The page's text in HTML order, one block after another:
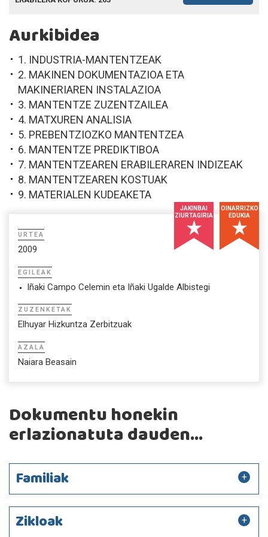
Aurkibidea
1. INDUSTRIA-MANTENTZEAK
2. MAKINEN DOKUMENTAZIOA ETA
MAKINERIAREN INSTALAZIOA
3. MANTENTZE ZUZENTZAILEA
4. MATXUREN ANALISIA
5. PREBENTZIOZKO MANTENTZEA
6. MANTENTZE PREDIKTIBOA
7. MANTENTZEAREN ERABILERAREN INDIZEAK
8. MANTENTZEAREN KOSTUAK
9. MATERIALEN KUDEAKETA
JAKINBAI
ZIURTAGIRIA
OINARRIZKO
EDUKIA
URTEA
2009
EGILEAK
Iñaki Campo Celemin eta Iñaki Ugalde Albistegi
ZUZENKETAK
Elhuyar Hizkuntza Zerbitzuak
AZALA
Naiara Beasain
Dokumentu honekin
erlazionatuta dauden...
Familiak
Zikloak